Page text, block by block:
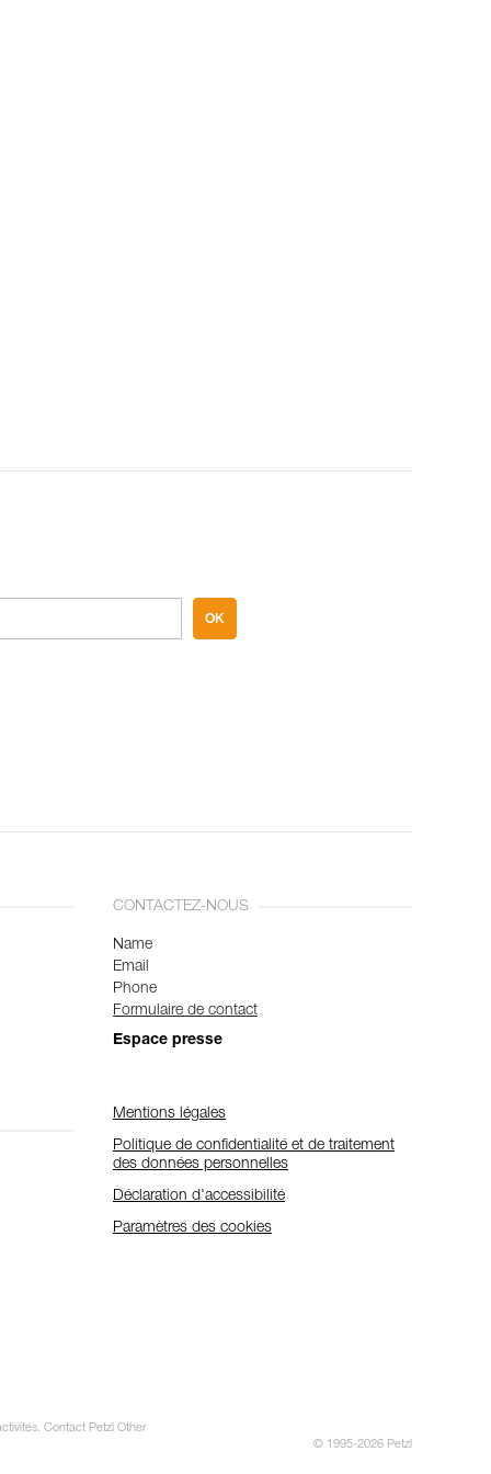
OK
CONTACTEZ-NOUS
Name
Email
Phone
Formulaire de contact
Espace presse
Mentions légales
Politique de confidentialité et de traitement
des données personnelles
Déclaration d'accessibilité
Paramètres des cookies
Contact Petzl Other
© 1995-2026 Petzl